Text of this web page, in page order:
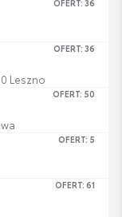
OFERT: 36
OFERT: 36
Leszno
OFERT: 50
OFERT: 5
OFERT: 61